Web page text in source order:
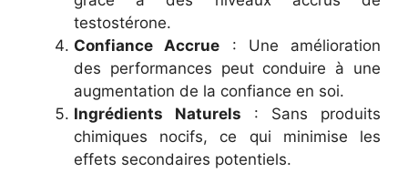
testostérone.
Confiance Accrue : Une amélioration
des performances peut conduire à une
augmentation de la confiance en soi.
Ingrédients Naturels : Sans produits
chimiques nocifs, ce qui minimise les
effets secondaires potentiels.